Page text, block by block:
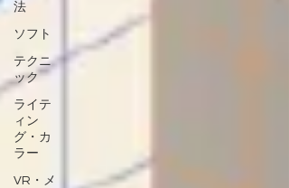
法
ソフト
テクニ
ック
ライテ
ィン
グ・カ
ラー
VR・メ